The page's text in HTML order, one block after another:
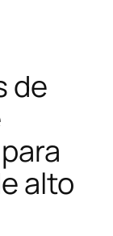
de
alto